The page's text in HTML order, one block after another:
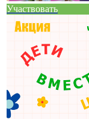
Участвовать